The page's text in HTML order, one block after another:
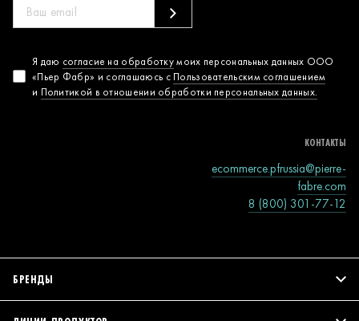
Согласие на
обработку
персональных
Я даю согласие на обработкумоих персональных данных ООО
«Пьер Фабр» и соглашаюсь с Пользовательским соглашением
и Политикой в отношении обработки персональных данных.
КОНТАКТЫ
ecommerce.pfrussia@pierre-
fabre.com
8 (800) 301-77-12
БРЕНДЫ